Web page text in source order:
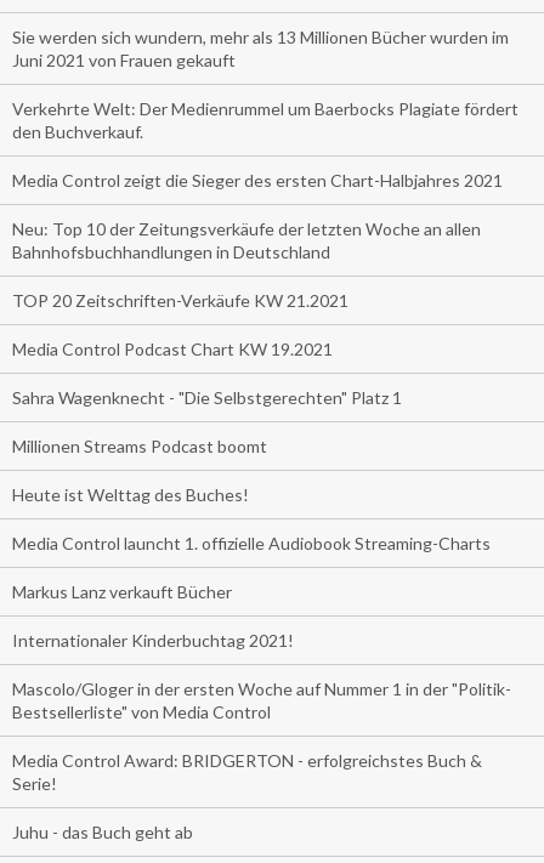
Sie werden sich wundern, mehr als 13 Millionen Bücher wurden im
Juni 2021 von Frauen gekauft
Verkehrte Welt: Der Medienrummel um Baerbocks Plagiate fördert
den Buchverkauf.
Media Control zeigt die Sieger des ersten Chart-Halbjahres 2021
Neu: Top 10 der Zeitungsverkäufe der letzten Woche an allen
Bahnhofsbuchhandlungen in Deutschland
TOP 20 Zeitschriften-Verkäufe KW 21.2021
Media Control Podcast Chart KW 19.2021
Sahra Wagenknecht - "Die Selbstgerechten" Platz 1
Millionen Streams Podcast boomt
Heute ist Welttag des Buches!
Media Control launcht 1. offizielle Audiobook Streaming-Charts
Markus Lanz verkauft Bücher
Internationaler Kinderbuchtag 2021!
Mascolo/Gloger in der ersten Woche auf Nummer 1 in der "Politik-
Bestsellerliste" von Media Control
Media Control Award: BRIDGERTON - erfolgreichstes Buch &
Serie!
Juhu - das Buch geht ab